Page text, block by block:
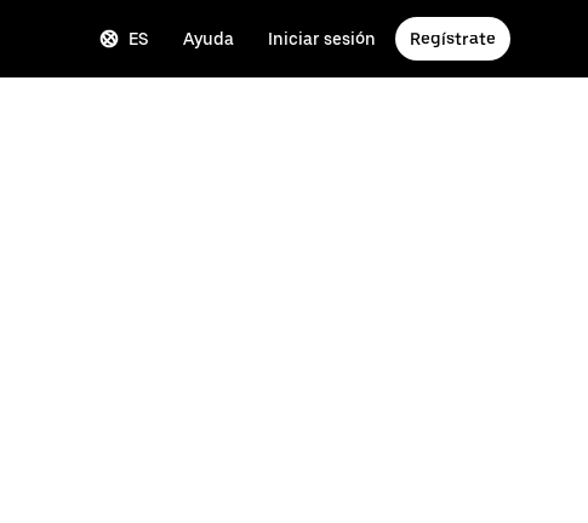
ES Ayuda Iniciar sesión Regístrate